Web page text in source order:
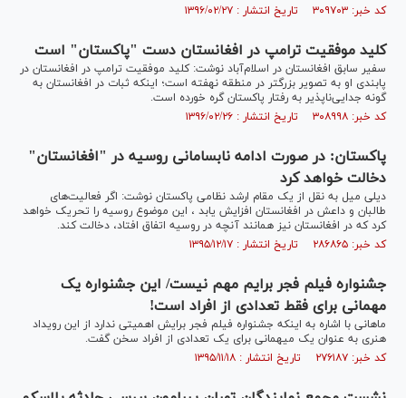
کد خبر: ۳۰۹۷۰۳ تاریخ انتشار : ۱۳۹۶/۰۲/۲۷
کلید موفقیت ترامپ در افغانستان دست "پاکستان" است
سفیر سابق افغانستان در اسلام‌آباد نوشت: کلید موفقیت ترامپ در افغانستان در
پا‌بندی او به تصویر بزرگتر در منطقه نهفته است؛ اینکه ثبات در افغانستان به
گونه‌ جدایی‌ناپذیر به رفتار پاکستان گره خورده است.
کد خبر: ۳۰۸۹۹۸ تاریخ انتشار : ۱۳۹۶/۰۲/۲۶
پاکستان: در صورت ادامه نابسامانی روسیه در "افغانستان"
دخالت خواهد کرد
دیلی میل به نقل از یک مقام ارشد نظامی پاکستان نوشت: اگر فعالیت‌های
طالبان و داعش در افغانستان افزایش یابد ،‌ این موضوع روسیه را تحریک خواهد
کرد که در افغانستان نیز همانند آنچه در روسیه اتفاق افتاد، دخالت کند.
کد خبر: ۲۸۶۸۶۵ تاریخ انتشار : ۱۳۹۵/۱۲/۱۷
جشنواره فیلم فجر برایم مهم نیست/ این جشنواره یک
مهمانی برای فقط تعدادی از افراد است!
ماهانی با اشاره به اینکه جشنواره فیلم فجر برایش اهمیتی ندارد از این رویداد
هنری به عنوان یک میهمانی برای یک تعدادی از افراد سخن گفت.
کد خبر: ۲۷۶۱۸۷ تاریخ انتشار : ۱۳۹۵/۱۱/۱۸